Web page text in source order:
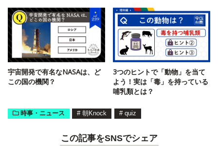
宇宙開発で有名なNASAは、ど
この国の機関？
3つのヒントで「動物」を当て
よう！実は「毒」を持っている
哺乳類とは？
時事・ニュース # 朝Knock # quiz
この記事をSNSでシェア